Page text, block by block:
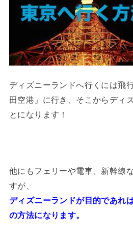
ディズニーランドへ行くには飛
田空港」に行き、そこからディ
とになります！
他にもフェリーや電車、新幹線
すが、
ディズニーランドが目的であれ
の方法になります。